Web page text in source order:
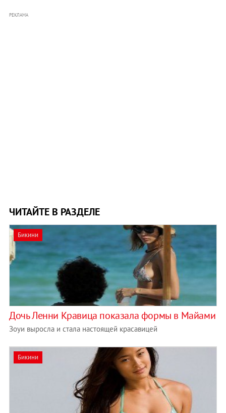
РЕКЛАМА
ЧИТАЙТЕ В РАЗДЕЛЕ
Бикини
Дочь Ленни Кравица показала формы в Майами
Зоуи выросла и стала настоящей красавицей
Бикини